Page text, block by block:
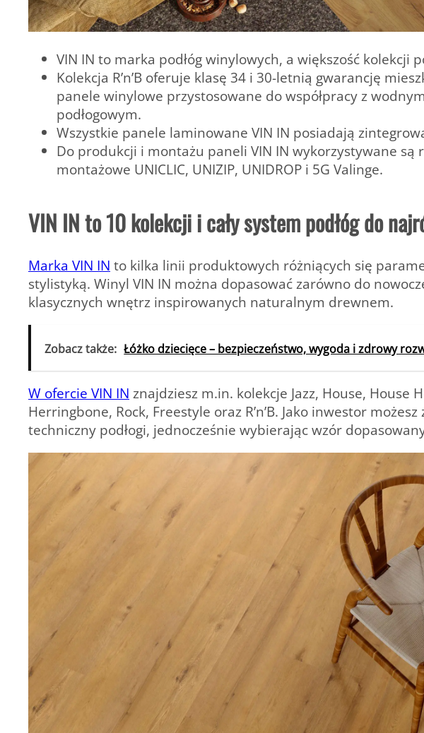
VIN IN to marka podłóg winylowych, a większość kolekcji
Kolekcja R’n’B oferuje klasę 34 i 30-letnią gwarancję
panele winylowe przystosowane do współpracy z
podłogowym.
Wszystkie panele laminowane VIN IN posiadają
Do produkcji i montażu paneli VIN IN wykorzystywane są
montażowe UNICLIC, UNIZIP, UNIDROP i 5G Valinge.
VIN IN to 10 kolekcji i cały system podłóg do
Marka VIN IN to kilka linii produktowych różniących się
stylistyką. Winyl VIN IN można dopasować zarówno do
klasycznych wnętrz inspirowanych naturalnym drewnem.
Zobacz także: Łóżko dziecięce – bezpieczeństwo, wygoda i zdrowy
W ofercie VIN IN znajdziesz m.in. kolekcje Jazz, House, House
Herringbone, Rock, Freestyle oraz R’n’B. Jako inwestor
techniczny podłogi, jednocześnie wybierając wzór